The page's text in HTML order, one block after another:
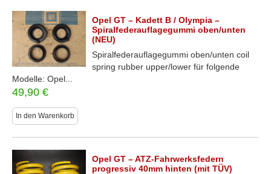
Opel GT – Kadett B / Olympia –
Spiralfederauflagegummi oben/unten
(NEU)
Spiralfederauflagegummi oben/unten coil
spring rubber upper/lower für folgende
Modelle: Opel...
49,90 €
In den Warenkorb
Opel GT – ATZ-Fahrwerksfedern
progressiv 40mm hinten (mit TÜV)